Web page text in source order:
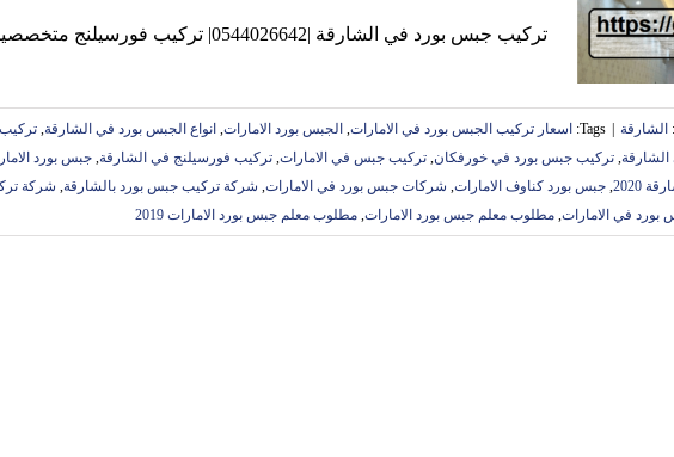
تركيب جبس بورد في الشارقة |0544026642| تركيب فورسيلنج متخصصين في جميع اعمال تركيب جبس بورد
الشارقة Tags: اسعار تركيب الجبس بورد في الامارات, الجبس بورد الامارات, انواع الجبس بورد في الشارقة,
, تركيب جبس بورد في خورفكان, تركيب جبس في الامارات, تركيب فورسيلنج في الشارقة, جبس بورد
2020
, جبس بورد كناوف الامارات, شركات جبس بورد في الامارات, شركة تركيب جبس بورد بالشارقة, شركة
في الامارات, مطلوب معلم جبس بورد الامارات, مطلوب معلم جبس بورد الامارات 2019